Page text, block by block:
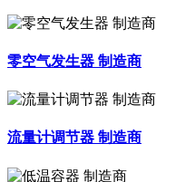
零空气发生器 制造商
流量计调节器 制造商